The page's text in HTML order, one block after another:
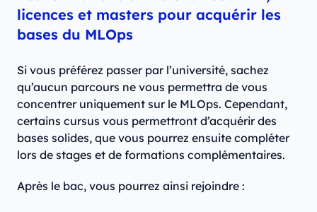
licences et masters pour acquérir les
bases du MLOps
Si vous préférez passer par l’université, sachez
qu’aucun parcours ne vous permettra de vous
concentrer uniquement sur le MLOps. Cependant,
certains cursus vous permettront d’acquérir des
bases solides, que vous pourrez ensuite compléter
lors de stages et de formations complémentaires.
Après le bac, vous pourrez ainsi rejoindre :